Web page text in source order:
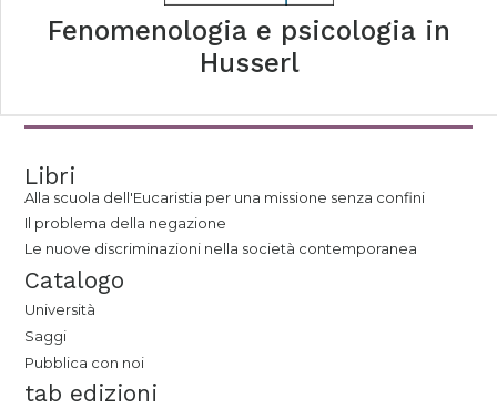
Fenomenologia e psicologia in
Husserl
Libri
Alla scuola dell'Eucaristia per una missione senza confini
Il problema della negazione
Le nuove discriminazioni nella società contemporanea
Catalogo
Università
Saggi
Pubblica con noi
tab edizioni